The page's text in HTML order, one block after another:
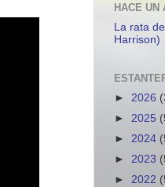
HACE UN
La rata
Harrison)
► 2026
► 2025
► 2024
► 2023
► 2022